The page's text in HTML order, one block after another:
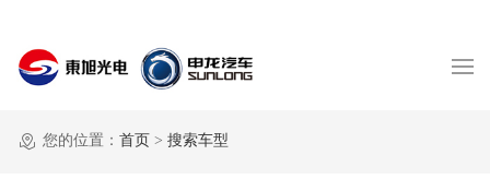
您的位置： 首页 > 搜索车型